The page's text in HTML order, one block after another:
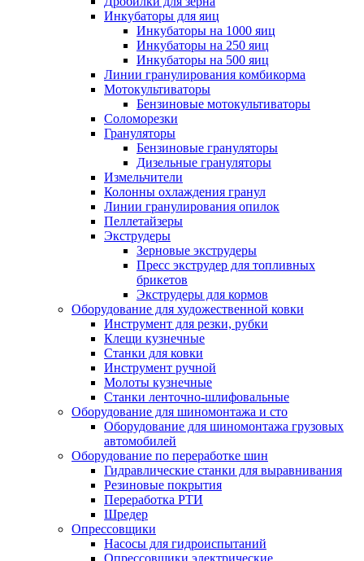
Инкубаторы для яиц
Инкубаторы на 1000 яиц
Инкубаторы на 250 яиц
Инкубаторы на 500 яиц
Линии гранулирования комбикорма
Мотокультиваторы
Бензиновые мотокультиваторы
Соломорезки
Грануляторы
Бензиновые грануляторы
Дизельные грануляторы
Измельчители
Колонны охлаждения гранул
Линии гранулирования опилок
Пеллетайзеры
Экструдеры
Зерновые экструдеры
Пресс экструдер для топливных
брикетов
Экструдеры для кормов
Оборудование для художественной ковки
Инструмент для резки, рубки
Клещи кузнечные
Станки для ковки
Инструмент ручной
Молоты кузнечные
Станки ленточно-шлифовальные
Оборудование для шиномонтажа и сто
Оборудование для шиномонтажа грузовых
автомобилей
Оборудование по переработке шин
Гидравлические станки для выравнивания
Резиновые покрытия
Переработка РТИ
Шредер
Опрессовщики
Насосы для гидроиспытаний
Опрессовщики электрические